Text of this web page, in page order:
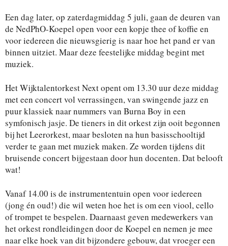
Een dag later, op zaterdagmiddag 5 juli, gaan de deuren van
de NedPhO-Koepel open voor een kopje thee of koffie en
voor iedereen die nieuwsgierig is naar hoe het pand er van
binnen uitziet. Maar deze feestelijke middag begint met
muziek.
Het Wijktalentorkest Next opent om 13.30 uur deze middag
met een concert vol verrassingen, van swingende jazz en
puur klassiek naar nummers van Burna Boy in een
symfonisch jasje. De tieners in dit orkest zijn ooit begonnen
bij het Leerorkest, maar besloten na hun basisschooltijd
verder te gaan met muziek maken. Ze worden tijdens dit
bruisende concert bijgestaan door hun docenten. Dat belooft
wat!
Vanaf 14.00 is de instrumententuin open voor iedereen
(jong én oud!) die wil weten hoe het is om een viool, cello
of trompet te bespelen. Daarnaast geven medewerkers van
het orkest rondleidingen door de Koepel en nemen je mee
naar elke hoek van dit bijzondere gebouw, dat vroeger een